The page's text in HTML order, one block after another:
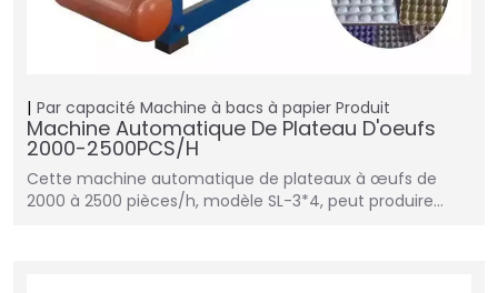
Par capacité Machine à bacs à papier Produit
Machine Automatique De Plateau D'oeufs
2000-2500PCS/H
Cette machine automatique de plateaux à œufs de
2000 à 2500 pièces/h, modèle SL-3*4, peut produire…